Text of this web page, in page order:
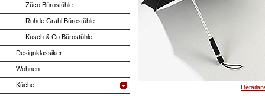
Züco Bürostühle
Rohde Grahl Bürostühle
Kusch & Co Bürostühle
Designklassiker
Wohnen
Küche